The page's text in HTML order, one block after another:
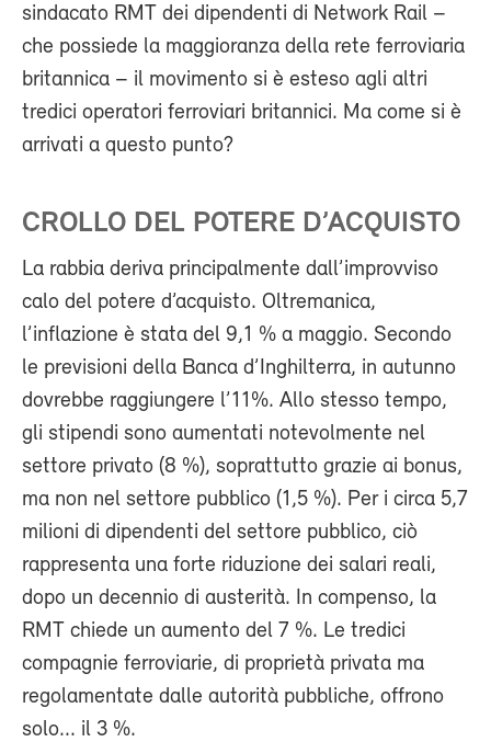
sindacato RMT dei dipendenti di Network Rail –
che possiede la maggioranza della rete ferroviaria
britannica – il movimento si è esteso agli altri
tredici operatori ferroviari britannici. Ma come si è
arrivati a questo punto?
CROLLO DEL POTERE D’ACQUISTO
La rabbia deriva principalmente dall’improvviso
calo del potere d’acquisto. Oltremanica,
l’inflazione è stata del 9,1 % a maggio. Secondo
le previsioni della Banca d’Inghilterra, in autunno
dovrebbe raggiungere l’11%. Allo stesso tempo,
gli stipendi sono aumentati notevolmente nel
settore privato (8 %), soprattutto grazie ai bonus,
ma non nel settore pubblico (1,5 %). Per i circa 5,7
milioni di dipendenti del settore pubblico, ciò
rappresenta una forte riduzione dei salari reali,
dopo un decennio di austerità. In compenso, la
RMT chiede un aumento del 7 %. Le tredici
compagnie ferroviarie, di proprietà privata ma
regolamentate dalle autorità pubbliche, offrono
solo... il 3 %.